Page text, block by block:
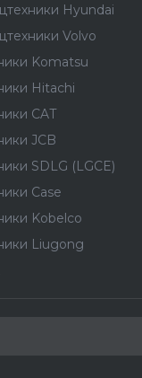
Hyundai
Volvo
Komatsu
Hitachi
CAT
JCB
SDLG (LGCE)
Case
Kobelco
Liugong